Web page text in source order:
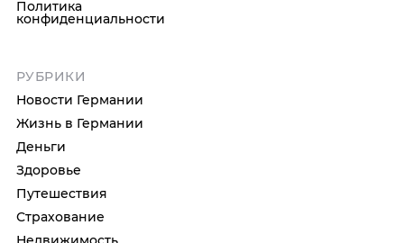
Политика
конфиденциальности
РУБРИКИ
Новости Германии
Жизнь в Германии
Деньги
Здоровье
Путешествия
Страхование